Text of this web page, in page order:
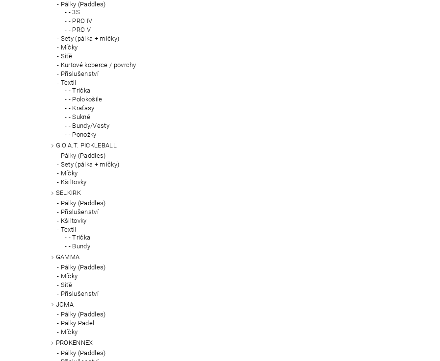
Pálky (Paddles)
- 3S
- PRO IV
- PRO V
Sety (pálka + míčky)
Míčky
Síťě
Kurtové koberce / povrchy
Příslušenství
Textil
- Trička
- Polokošile
- Kraťasy
- Sukně
- Bundy/Vesty
- Ponožky
G.O.A.T. PICKLEBALL
Pálky (Paddles)
Sety (pálka + míčky)
Míčky
Kšiltovky
SELKIRK
Pálky (Paddles)
Příslušenství
Kšiltovky
Textil
- Trička
- Bundy
GAMMA
Pálky (Paddles)
Míčky
Síťě
Příslušenství
JOMA
Pálky (Paddles)
Pálky Padel
Míčky
PROKENNEX
Pálky (Paddles)